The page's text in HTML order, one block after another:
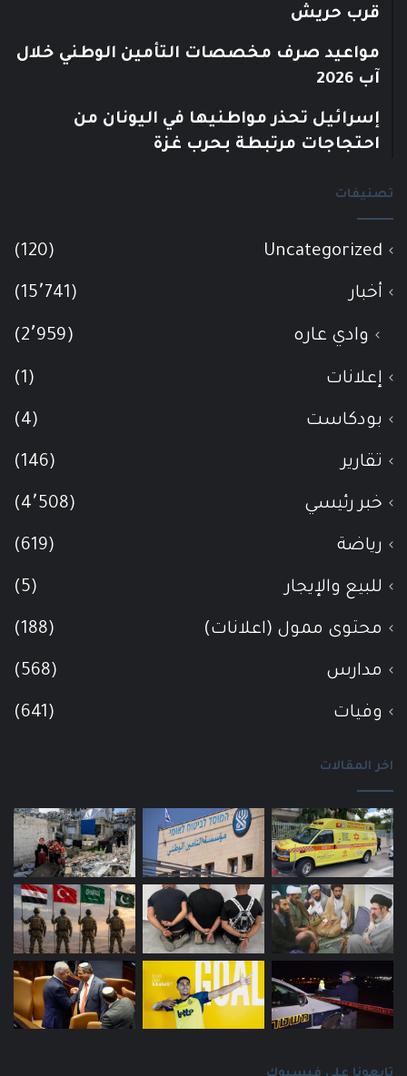
قرب حريش
مواعيد صرف مخصصات التأمين الوطني خلال
آب 2026
إسرائيل تحذر مواطنيها في اليونان من
احتجاجات مرتبطة بحرب غزة
تصنيفات
Uncategorized
(120)
أخبار (15٬741)
وادي عاره (2٬959)
إعلانات (1)
بودكاست (4)
تقارير (146)
خبر رئيسي (4٬508)
رياضة (619)
للبيع والإيجار (5)
محتوى ممول (اعلانات) (188)
مدارس (568)
وفيات (641)
اخر المقالات